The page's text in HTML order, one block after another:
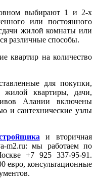
выбирают 1 и 2-х
или постоянного
жилой комнаты или
различные способы.
квартир на количество
для покупки,
квартиры, дачи,
Алании включены
и сантехнические узлы
и вторичная
m2.ru: мы работаем по
+7 925 337-95-91.
евро, консультационные